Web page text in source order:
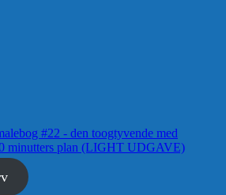
#22 - den toogtyvende med
minutters plan (LIGHT UDGAVE)